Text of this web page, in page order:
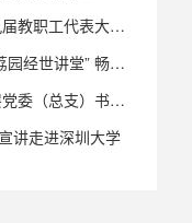
深圳大学召开第九届教职工代表大会第三次会议
校友陈椰回母校“荔园经世讲堂” 畅谈侨乡文化遗产保育的家国情怀
深圳大学召开基层党委（总支）书记例会和党委教师工作委员会 （扩大）会议
讲走进深圳大学